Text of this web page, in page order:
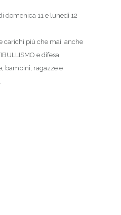
domenica 11 e lunedì 12
carichi più che mai, anche
e difesa
bambini, ragazze e